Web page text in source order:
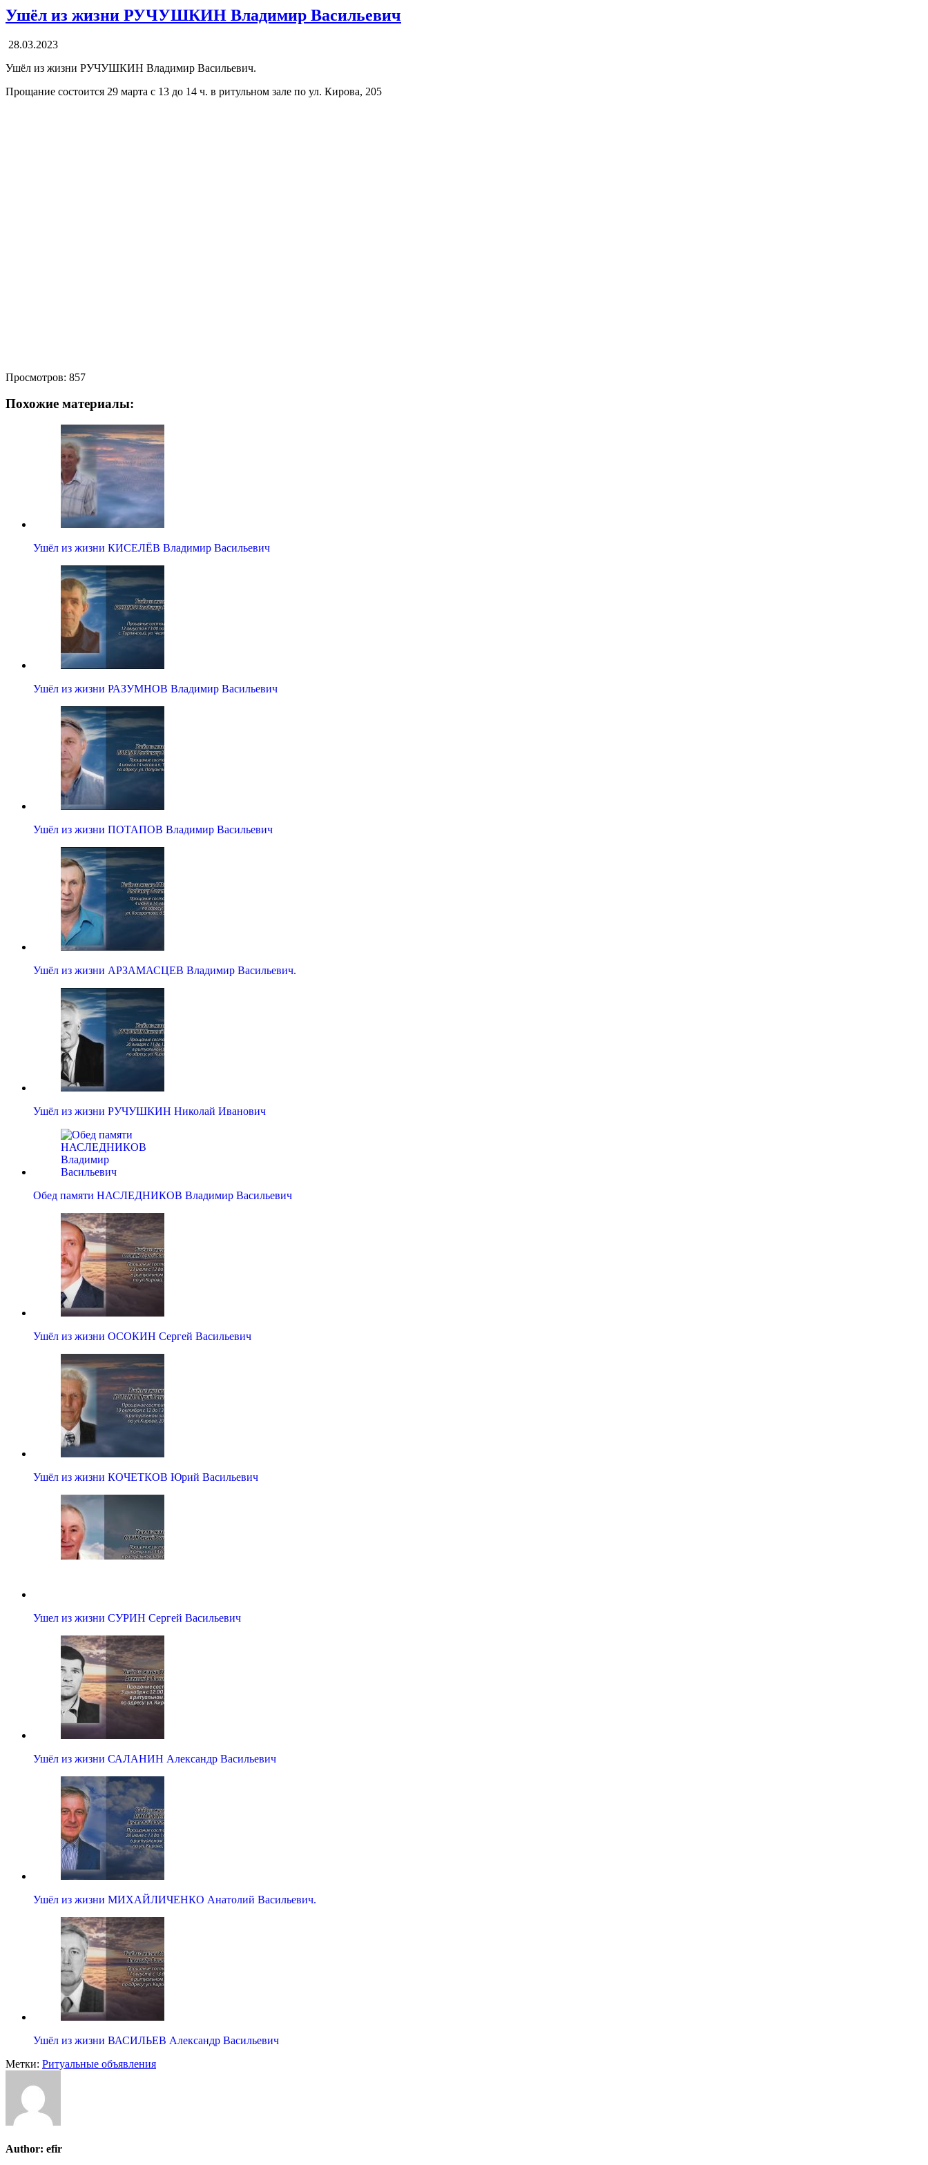
Ушёл из жизни РУЧУШКИН Владимир Васильевич
28.03.2023
Ушёл из жизни РУЧУШКИН Владимир Васильевич.
Прощание состоится 29 марта с 13 до 14 ч. в ритульном зале по ул. Кирова, 205
Просмотров: 857
Похожие материалы:
Ушёл из жизни КИСЕЛЁВ Владимир Васильевич
Ушёл из жизни РАЗУМНОВ Владимир Васильевич
Ушёл из жизни ПОТАПОВ Владимир Васильевич
Ушёл из жизни АРЗАМАСЦЕВ Владимир Васильевич.
Ушёл из жизни РУЧУШКИН Николай Иванович
Обед памяти НАСЛЕДНИКОВ Владимир Васильевич
Ушёл из жизни ОСОКИН Сергей Васильевич
Ушёл из жизни КОЧЕТКОВ Юрий Васильевич
Ушел из жизни СУРИН Сергей Васильевич
Ушёл из жизни САЛАНИН Александр Васильевич
Ушёл из жизни МИХАЙЛИЧЕНКО Анатолий Васильевич.
Ушёл из жизни ВАСИЛЬЕВ Александр Васильевич
Метки: Ритуальные объявления
Author: efir